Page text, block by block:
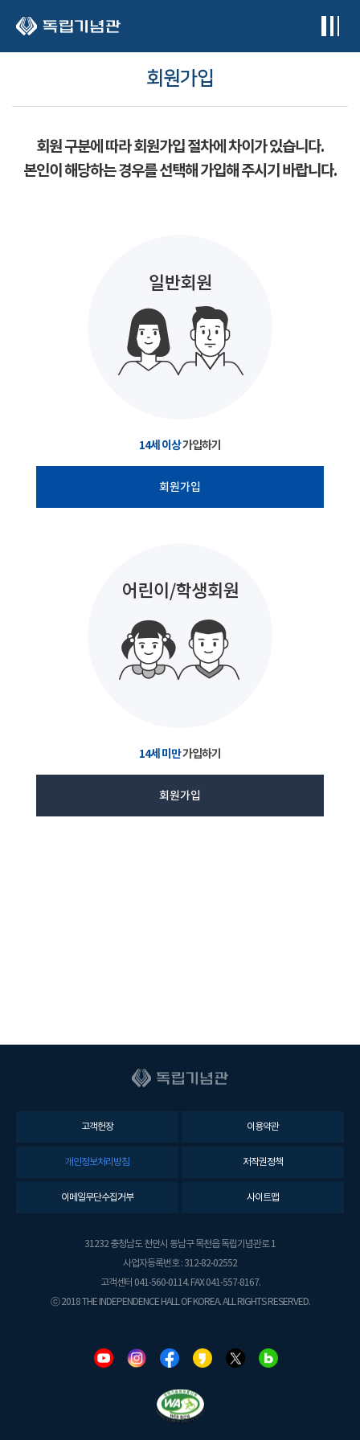
회원가입
회원 구분에 따라 회원가입 절차에 차이가 있습니다.
본인이 해당하는 경우를 선택해 가입해 주시기 바랍니다.
14세 이상가입하기
회원가입
14세 미만가입하기
회원가입
고객헌장 이용약관
개인정보처리방침 저작권정책
이메일무단수집거부 사이트맵
31232 충청남도 천안시 동남구 목천읍 독립기념관로 1
사업자등록번호 : 312-82-02552
고객센터 041-560-0114. FAX 041-557-8167.
ⓒ 2018 THE INDEPENDENCE HALL OF KOREA. ALL RIGHTS RESERVED.